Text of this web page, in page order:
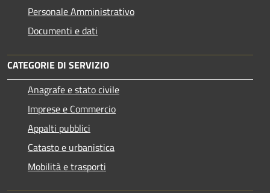
Personale Amministrativo
Documenti e dati
CATEGORIE DI SERVIZIO
Anagrafe e stato civile
Imprese e Commercio
Appalti pubblici
Catasto e urbanistica
Mobilità e trasporti